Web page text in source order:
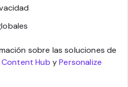
sobre las soluciones de
Content Hub yPersonalize